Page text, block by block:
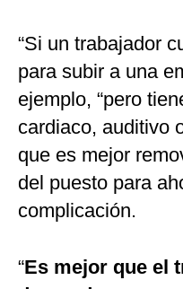
“Si un trabajador
para subir a una
ejemplo, “pero
cardiaco, auditivo
que es mejor
del puesto para
complicación.
“Es mejor que el